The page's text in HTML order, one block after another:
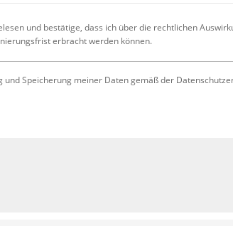
und bestätige, dass ich über die rechtlichen
erbracht werden können.
Speicherung meiner Daten gemäß der